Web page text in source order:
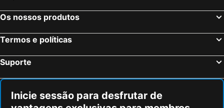
Os nossos produtos
Termos e políticas
Suporte
Inicie sessão para desfrutar de